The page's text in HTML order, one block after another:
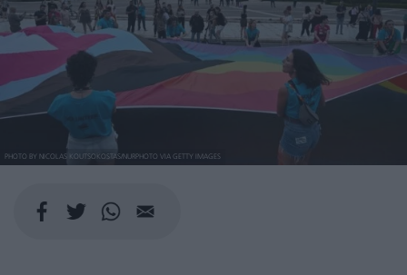
PHOTO BY NICOLAS KOUTSOKOSTAS/NURPHOTO VIA GETTY IMAGES